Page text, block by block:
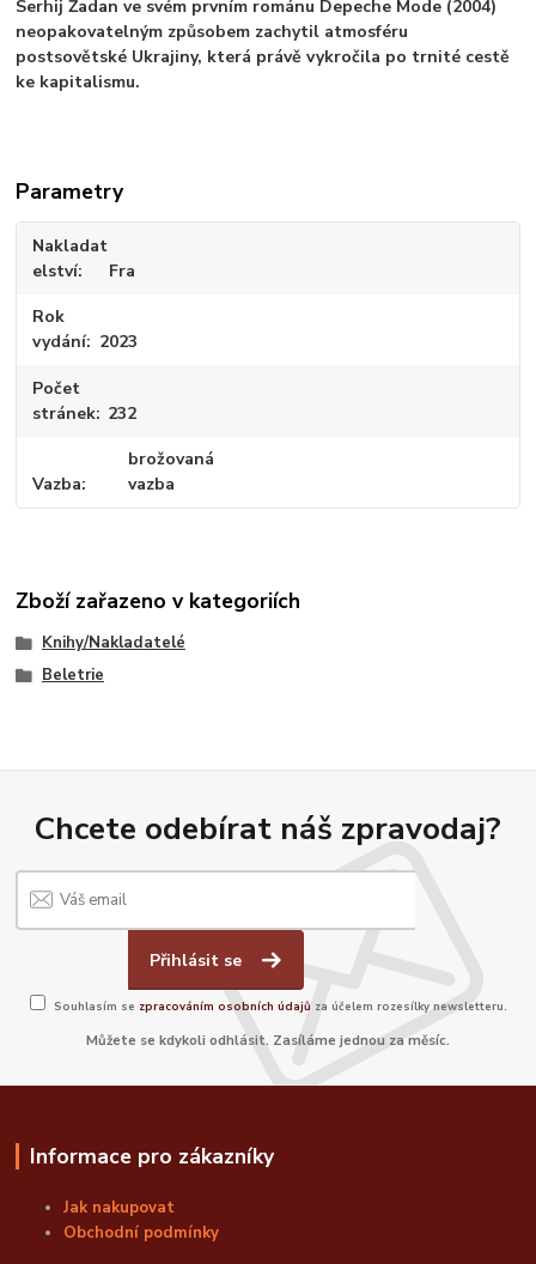
Serhij Žadan ve svém prvním románu Depeche Mode (2004)
neopakovatelným způsobem zachytil atmosféru
postsovětské Ukrajiny, která právě vykročila po trnité cestě
ke kapitalismu.
Parametry
Nakladat
elství
Fra
Rok
vydání
2023
Počet
stránek 232
Vazba
brožovaná
vazba
Zboží zařazeno v kategoriích
Knihy/Nakladatelé
Beletrie
Chcete odebírat náš zpravodaj?
Přihlásit se
Souhlasím se zpracováním osobních údajů za účelem rozesílky newsletteru.
Můžete se kdykoli odhlásit. Zasíláme jednou za měsíc.
Informace pro zákazníky
Jak nakupovat
Obchodní podmínky